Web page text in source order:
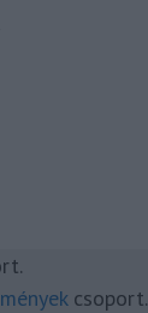
csoport.